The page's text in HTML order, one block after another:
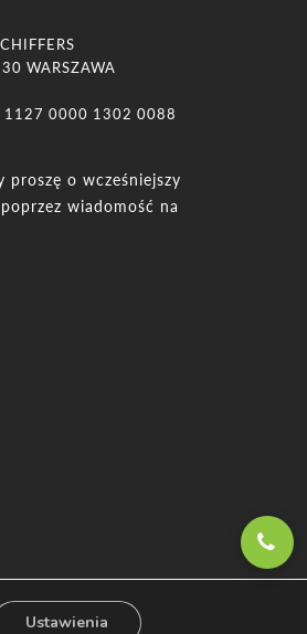
WARSZAWA
1127 0000 1302 0088
o wcześniejszy
wiadomość na
Ustawienia